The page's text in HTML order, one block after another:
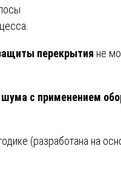
перекрытия не
с применением
(разработана на